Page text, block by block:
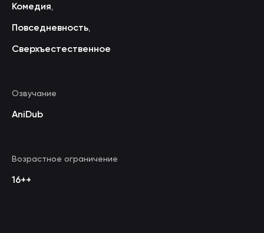
Комедия
Повседневность
Сверхъестественное
Озвучание
AniDub
Возрастное ограничение
16++